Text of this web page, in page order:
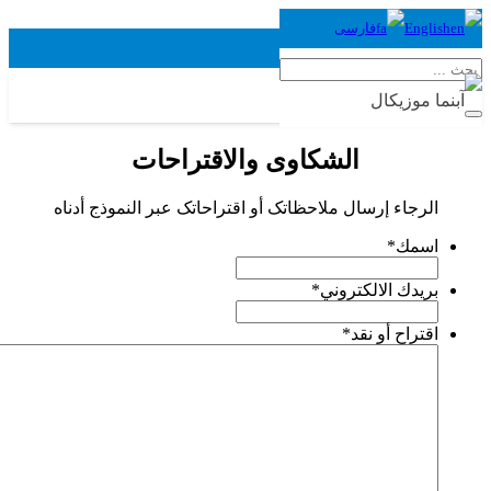
English فارسی
الشکاوی والاقتراحات
الرجاء إرسال ملاحظاتک أو اقتراحاتک عبر النموذج أدناه
اسمك*
بريدك الالكتروني *
اقتراح أو نقد*